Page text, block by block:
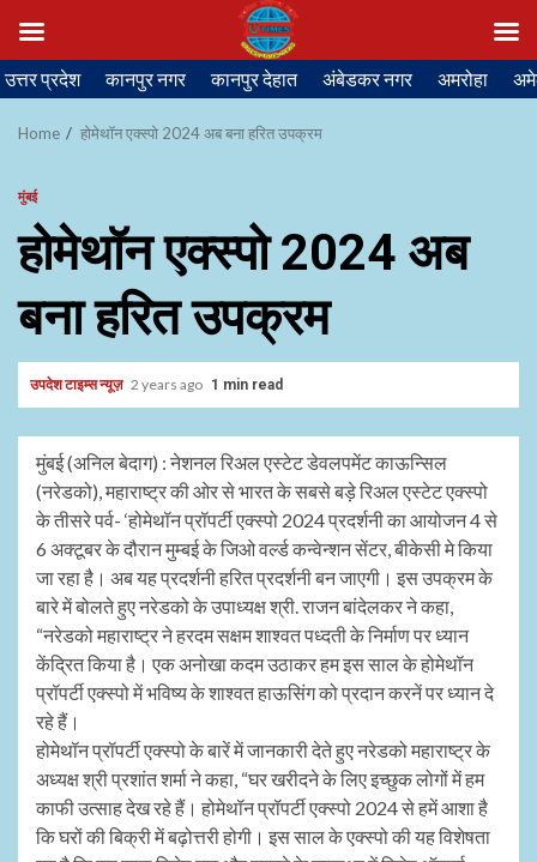
Skip
to
content
उत्तर प्रदेश कानपुर नगर कानपुर देहात अंबेडकर नगर अमरोहा
Home होमेथॉन एक्स्पो 2024 अब बना हरित उपक्रम
मुंबई
होमेथॉन एक्स्पो 2024 अब
बना हरित उपक्रम
उपदेश टाइम्स न्यूज़ 2 years ago 1 min read
मुंबई (अनिल बेदाग) : नेशनल रिअल एस्टेट डेवलपमेंट काऊन्सिल
(नरेडको), महाराष्ट्र की ओर से भारत के सबसे बड़े रिअल एस्टेट एक्स्पो
के तीसरे पर्व- ‘होमेथॉन प्रॉपर्टी एक्स्पो 2024 प्रदर्शनी का आयोजन 4 से
6 अक्टूबर के दौरान मुम्बई के जिओ वर्ल्ड कन्वेन्शन सेंटर, बीकेसी मे किया
जा रहा है। अब यह प्रदर्शनी हरित प्रदर्शनी बन जाएगी। इस उपक्रम के
बारे में बोलते हुए नरेडको के उपाध्यक्ष श्री. राजन बांदेलकर ने कहा,
“नरेडको महाराष्ट्र ने हरदम सक्षम शाश्वत पध्दती के निर्माण पर ध्यान
केंद्रित किया है। एक अनोखा कदम उठाकर हम इस साल के होमेथॉन
प्रॉपर्टी एक्स्पो में भविष्य के शाश्वत हाऊसिंग को प्रदान करनें पर ध्यान दे
रहे हैं।
होमेथॉन प्रॉपर्टी एक्स्पो के बारें में जानकारी देते हुए नरेडको महाराष्ट्र के
अध्यक्ष श्री प्रशांत शर्मा ने कहा, “घर खरीदने के लिए इच्छुक लोगों में हम
काफी उत्साह देख रहे हैं। होमेथॉन प्रॉपर्टी एक्स्पो 2024 से हमें आशा है
कि घरों की बिक्री में बढ़ोत्तरी होगी। इस साल के एक्स्पो की यह विशेषता